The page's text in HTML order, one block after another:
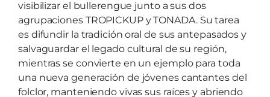
visibilizar el bullerengue junto a sus dos
agrupaciones TROPICKUP y TONADA. Su tarea
es difundir la tradición oral de sus antepasados ​​y
salvaguardar el legado cultural de su región,
mientras se convierte en un ejemplo para toda
una nueva generación de jóvenes cantantes del
folclor, manteniendo vivas sus raíces y abriendo